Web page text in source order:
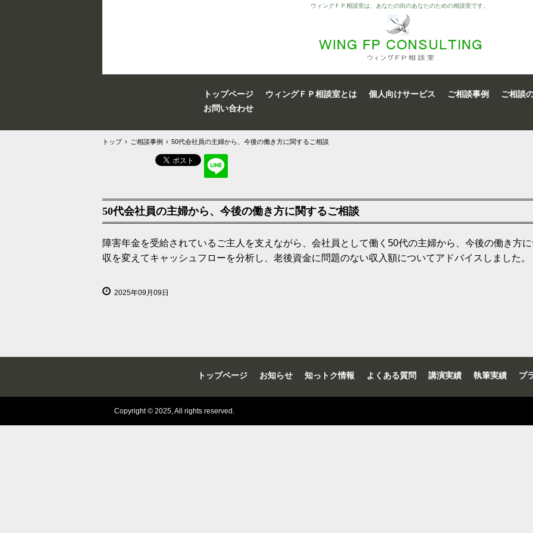
ウィングＦＰ相談室は、あなたの街のあなたのための相談室です。
トップページ ウィングＦＰ相談室とは 個人向けサービス ご相談事例 ご相談
お問い合わせ
トップ › ご相談事例 › 50代会社員の主婦から、今後の働き方に関するご相談
50代会社員の主婦から、今後の働き方に関するご相談
障害年金を受給されているご主人を支えながら、会社員として働く50代の主婦から、今後の働き方
収を変えてキャッシュフローを分析し、老後資金に問題のない収入額についてアドバイスしました。
2025年09月09日
トップページ お知らせ 知っトク情報 よくある質問 講演実績 執筆実績 プ
Copyright © 2025, All rights reserved.